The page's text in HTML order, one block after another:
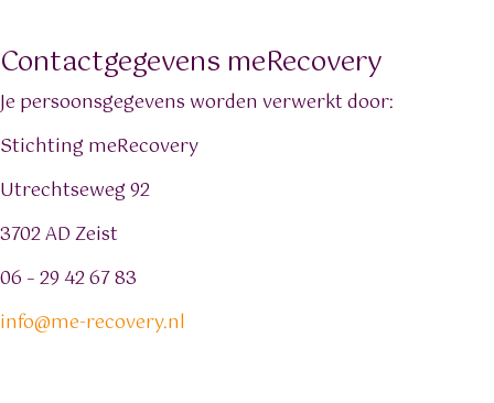
Contactgegevens meRecovery
Je persoonsgegevens worden verwerkt door:
Stichting meRecovery
Utrechtseweg 92
3702 AD Zeist
06 – 29 42 67 83
info@me-recovery.nl